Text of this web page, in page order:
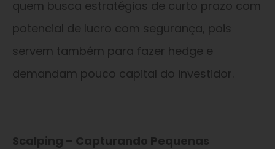
quem busca estratégias de curto prazo com
potencial de lucro com segurança, pois
servem também para fazer hedge e
demandam pouco capital do investidor.
Scalping – Capturando Pequenas